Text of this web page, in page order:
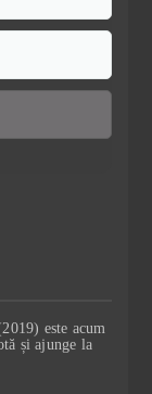
este acum
și ajunge la